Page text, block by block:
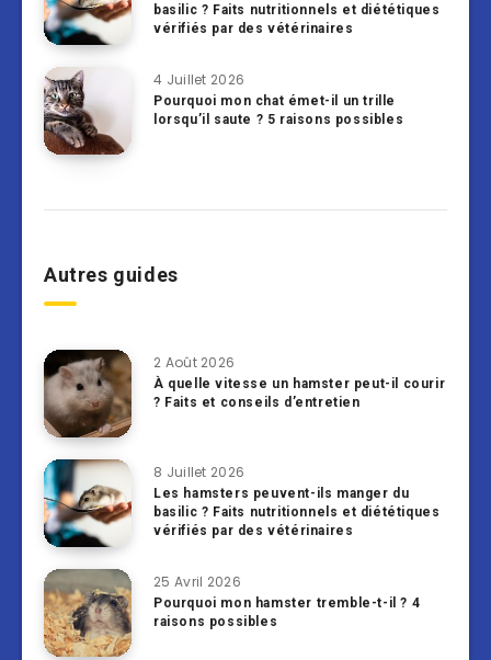
basilic ? Faits nutritionnels et diététiques
vérifiés par des vétérinaires
4 Juillet 2026
Pourquoi mon chat émet-il un trille
lorsqu’il saute ? 5 raisons possibles
Autres guides
2 Août 2026
À quelle vitesse un hamster peut-il courir
? Faits et conseils d’entretien
8 Juillet 2026
Les hamsters peuvent-ils manger du
basilic ? Faits nutritionnels et diététiques
vérifiés par des vétérinaires
25 Avril 2026
Pourquoi mon hamster tremble-t-il ? 4
raisons possibles